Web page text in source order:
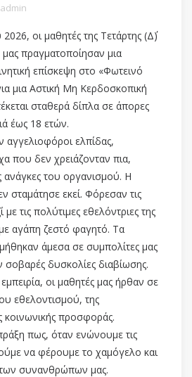
admin
οι μαθητές της Τετάρτης (Δ΄)
πραγματοποίησαν μια
επίσκεψη στο «Φωτεινό
μια Αστική Μη Κερδοσκοπική
σταθερά δίπλα σε άπορες
έως 18 ετών.
αγγελιοφόροι ελπίδας,
που δεν χρειάζονταν πια,
ανάγκες του οργανισμού. Η
σταμάτησε εκεί. Φόρεσαν τις
με τις πολύτιμες εθελόντριες της
αγάπη ζεστό φαγητό. Τα
άμεσα σε συμπολίτες μας
σοβαρές δυσκολίες διαβίωσης.
οι μαθητές μας ήρθαν σε
εθελοντισμού, της
κοινωνικής προσφοράς.
πως, όταν ενώνουμε τις
να φέρουμε το χαμόγελο και
συνανθρώπων μας.